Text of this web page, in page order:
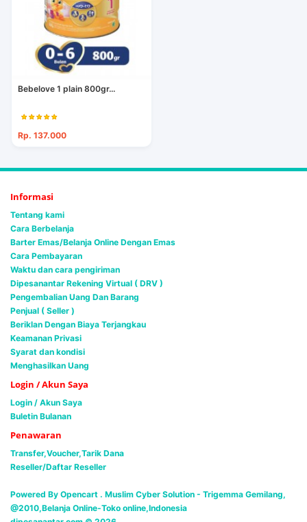
Bebelove 1 plain 800gr...
Rp. 137.000
Informasi
Tentang kami
Cara Berbelanja
Barter Emas/Belanja Online Dengan Emas
Cara Pembayaran
Waktu dan cara pengiriman
Dipesanantar Rekening Virtual ( DRV )
Pengembalian Uang Dan Barang
Penjual ( Seller )
Beriklan Dengan Biaya Terjangkau
Keamanan Privasi
Syarat dan kondisi
Menghasilkan Uang
Login / Akun Saya
Login / Akun Saya
Buletin Bulanan
Penawaran
Transfer,Voucher,Tarik Dana
Reseller/Daftar Reseller
Powered By Opencart . Muslim Cyber Solution - Trigemma Gemilang,
@2010,Belanja Online-Toko online,Indonesia